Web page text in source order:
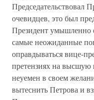
Председательствовал
очевидцев, это был
Президент умышленно
самые неожиданные
оправдываться вице-
претензиях на высшую
неуемен в своем
вытеснить Петрова и